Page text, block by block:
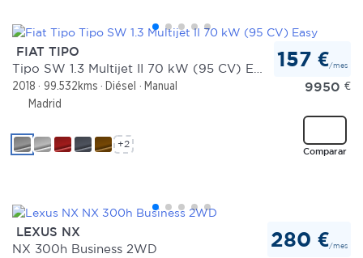
FIAT TIPO
2018 99.532kms Diésel
Manual
Madrid
157 €/mes
9950 €
Comparar
+2
LEXUS NX
NX 300h Business 2WD
280 €/mes